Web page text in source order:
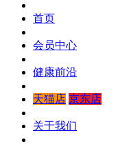
首页
会员中心
健康前沿
天猫店 京东店
关于我们